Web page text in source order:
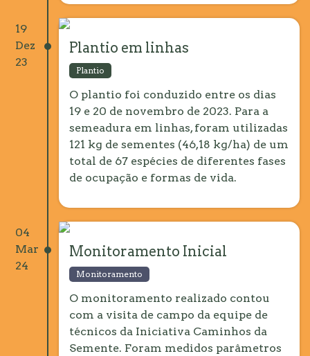
19
Dez
23
Plantio em linhas
Plantio
O plantio foi conduzido entre os dias
19 e 20 de novembro de 2023. Para a
semeadura em linhas, foram utilizadas
121 kg de sementes (46,18 kg/ha) de um
total de 67 espécies de diferentes fases
de ocupação e formas de vida.
04
Mar
24
Monitoramento Inicial
Monitoramento
O monitoramento realizado contou
com a visita de campo da equipe de
técnicos da Iniciativa Caminhos da
Semente. Foram medidos parâmetros